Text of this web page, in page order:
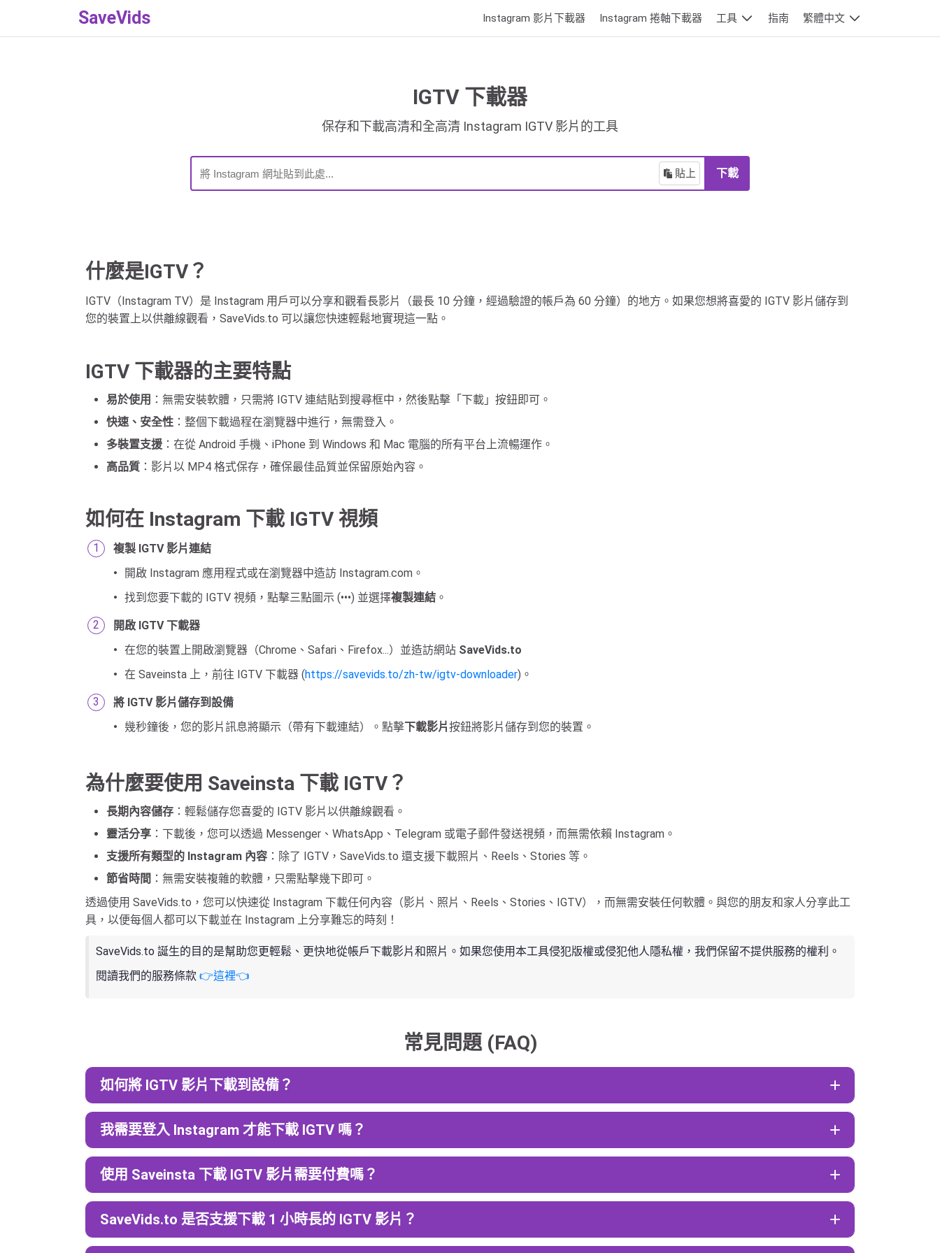
SaveVids Instagram 影片下載器 Instagram 捲軸下載器 工具 指南 繁體中文
IGTV 下載器
保存和下載高清和全高清 Instagram IGTV 影片的工具
貼上 下載
什麼是IGTV？
IGTV（Instagram TV）是 Instagram 用戶可以分享和觀看長影片（最長 10 分鐘，經過驗證的帳戶為 60 分鐘）的地方。如果您想將喜愛的 IGTV 影片儲存到
您的裝置上以供離線觀看，SaveVids.to 可以讓您快速輕鬆地實現這一點。
IGTV 下載器的主要特點
易於使用 ：無需安裝軟體，只需將 IGTV 連結貼到搜尋框中，然後點擊「下載」按鈕即可。
快速、安全性 ：整個下載過程在瀏覽器中進行，無需登入。
多裝置支援 ：在從 Android 手機、iPhone 到 Windows 和 Mac 電腦的所有平台上流暢運作。
高品質 ：影片以 MP4 格式保存，確保最佳品質並保留原始內容。
如何在 Instagram 下載 IGTV 視頻
複製 IGTV 影片連結
開啟 Instagram 應用程式或在瀏覽器中造訪 Instagram.com。
找到您要下載的 IGTV 視頻，點擊三點圖示 (•••) 並選擇複製連結 。
開啟 IGTV 下載器
在您的裝置上開啟瀏覽器（Chrome、Safari、Firefox...）並造訪網站 SaveVids.to
在 Saveinsta 上，前往 IGTV 下載器 (https://savevids.to/zh-tw/igtv-downloader)。
將 IGTV 影片儲存到設備
幾秒鐘後，您的影片訊息將顯示（帶有下載連結）。點擊下載影片按鈕將影片儲存到您的裝置。
為什麼要使用 Saveinsta 下載 IGTV？
長期內容儲存 ：輕鬆儲存您喜愛的 IGTV 影片以供離線觀看。
靈活分享 ：下載後，您可以透過 Messenger、WhatsApp、Telegram 或電子郵件發送視頻，而無需依賴 Instagram。
支援所有類型的 Instagram 內容 ：除了 IGTV，SaveVids.to 還支援下載照片、Reels、Stories 等。
節省時間 ：無需安裝複雜的軟體，只需點擊幾下即可。
透過使用 SaveVids.to，您可以快速從 Instagram 下載任何內容（影片、照片、Reels、Stories、IGTV），而無需安裝任何軟體。與您的朋友和家人分享此工
具，以便每個人都可以下載並在 Instagram 上分享難忘的時刻！
SaveVids.to 誕生的目的是幫助您更輕鬆、更快地從帳戶下載影片和照片。如果您使用本工具侵犯版權或侵犯他人隱私權，我們保留不提供服務的權利。
閱讀我們的服務條款 👉這裡👈
常見問題 (FAQ)
如何將 IGTV 影片下載到設備？
我需要登入 Instagram 才能下載 IGTV 嗎？
使用 Saveinsta 下載 IGTV 影片需要付費嗎？
SaveVids.to 是否支援下載 1 小時長的 IGTV 影片？